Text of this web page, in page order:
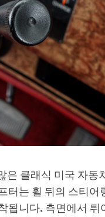
클래식 미국 자동
터는 휠 뒤의 스티
됩니다. 측면에서